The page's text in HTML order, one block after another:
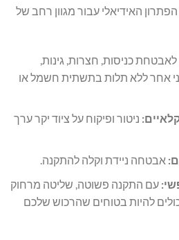
האידיאלי עבור מגוון רחב של
לאבטחת כניסות, חצרות, גינות,
אחר ללא תלות בתשתית חשמל או
ניטור ופיקוח על ציוד יקר ערך
אבטחה ניידת וקלה להתקנה.
עם התקנה פשוטה, שליטה מרחוק
להיות בטוחים שהרכוש שלכם